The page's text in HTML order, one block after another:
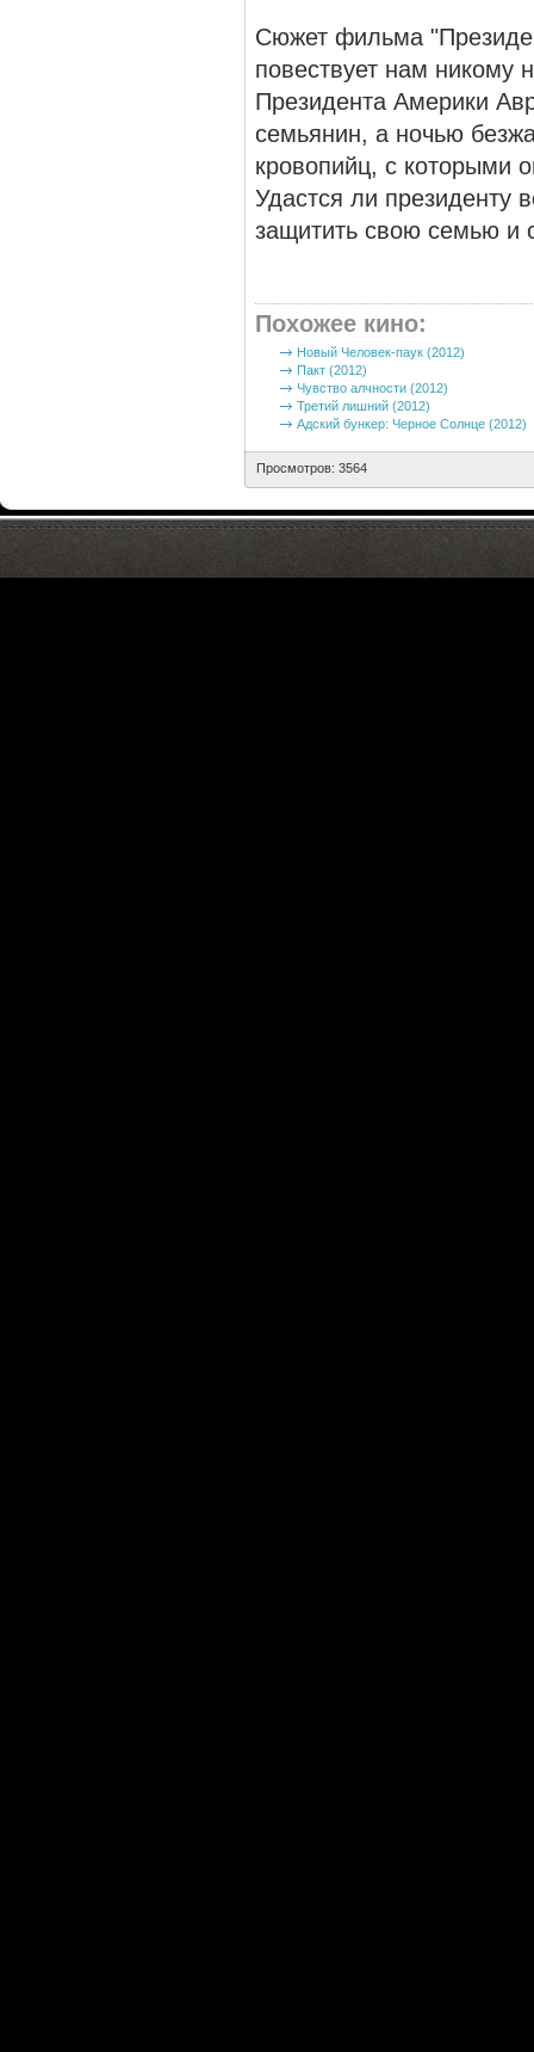
Сюжет фильма
повествует нам никому
Президента Америки
семьянин, а ночью
кровопийц, с которыми
Удастся ли президенту
защитить свою семью и
Похожее кино:
Новый Человек-паук (2012)
Пакт (2012)
Чувство алчности (2012)
Третий лишний (2012)
Адский бункер: Черное Солнце (2012)
Просмотров: 3564